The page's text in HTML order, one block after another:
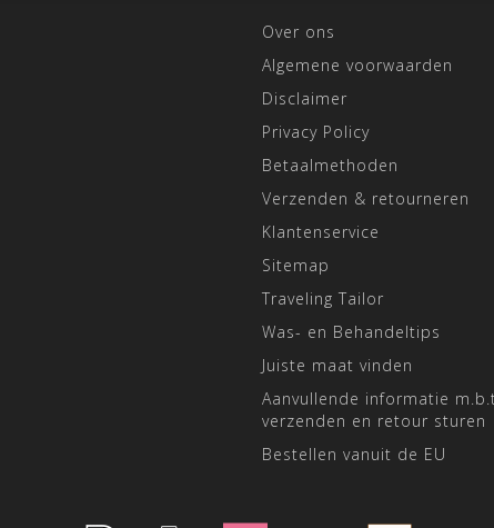
Over ons
Algemene voorwaarden
Disclaimer
Privacy Policy
Betaalmethoden
Verzenden & retourneren
Klantenservice
Sitemap
Traveling Tailor
Was- en Behandeltips
Juiste maat vinden
Aanvullende informatie
verzenden en retour sturen
Bestellen vanuit de EU